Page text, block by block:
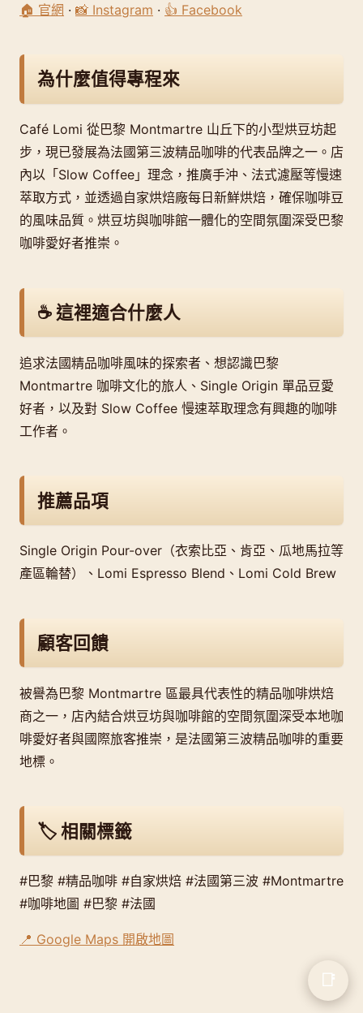
📑
🏠 官網 · 📸 Instagram · 👍 Facebook
為什麼值得專程來
Café Lomi 從巴黎 Montmartre 山丘下的小型烘豆坊起
步，現已發展為法國第三波精品咖啡的代表品牌之一。店
內以「Slow Coffee」理念，推廣手沖、法式濾壓等慢速
萃取方式，並透過自家烘焙廠每日新鮮烘焙，確保咖啡豆
的風味品質。烘豆坊與咖啡館一體化的空間氛圍深受巴黎
咖啡愛好者推崇。
☕ 這裡適合什麼人
追求法國精品咖啡風味的探索者、想認識巴黎
Montmartre 咖啡文化的旅人、Single Origin 單品豆愛
好者，以及對 Slow Coffee 慢速萃取理念有興趣的咖啡
工作者。
推薦品項
Single Origin Pour-over（衣索比亞、肯亞、瓜地馬拉等
產區輪替）、Lomi Espresso Blend、Lomi Cold Brew
顧客回饋
被譽為巴黎 Montmartre 區最具代表性的精品咖啡烘焙
商之一，店內結合烘豆坊與咖啡館的空間氛圍深受本地咖
啡愛好者與國際旅客推崇，是法國第三波精品咖啡的重要
地標。
🏷️ 相關標籤
#巴黎 #精品咖啡 #自家烘焙 #法國第三波 #Montmartre
#咖啡地圖 #巴黎 #法國
📍 Google Maps 開啟地圖